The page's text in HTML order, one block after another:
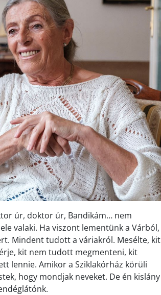
úr, doktor úr, Bandikám… nem
valaki. Ha viszont lementünk a Várból,
Mindent tudott a váriakról. Mesélte, kit
kit nem tudott megmenteni, kit
lennie. Amikor a Sziklakórház körüli
hogy mondjak neveket. De én kislány